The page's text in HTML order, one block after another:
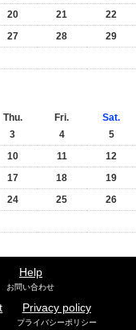
20 21
22
27 28
29
Thu. Fri.
Sat.
3 4
5
10 11
12
17 18
19
24 25
26
Help
お問い合わせ
Privacy policy
プライバシーポリシー